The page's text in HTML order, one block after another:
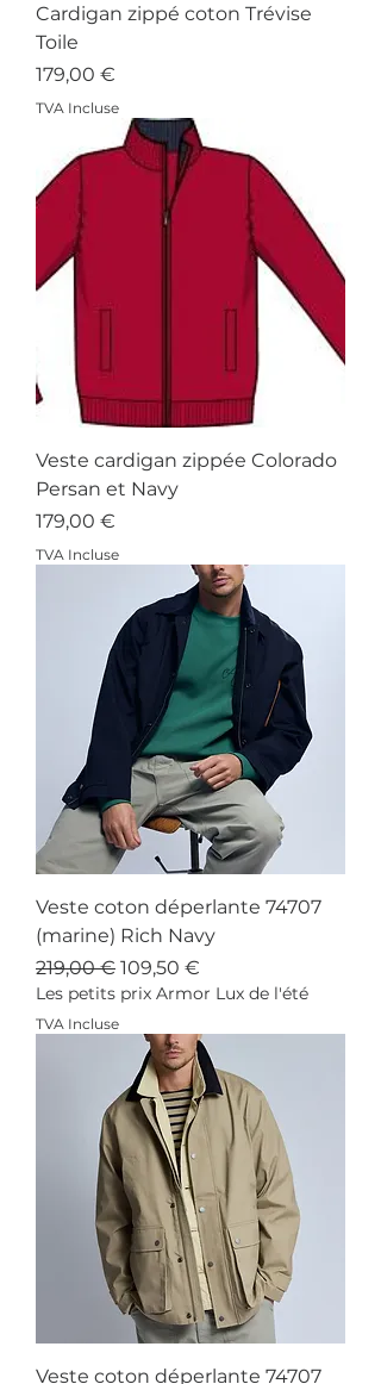
Cardigan zippé coton Trévise
Toile
Prix
179,00 €
TVA Incluse
Veste cardigan zippée Colorado
Persan et Navy
Prix
179,00 €
TVA Incluse
Veste coton déperlante 74707
(marine) Rich Navy
Prix original
219,00 € Prix promotionnel
109,50 €
Les petits prix Armor Lux de l'été
TVA Incluse
Veste coton déperlante 74707